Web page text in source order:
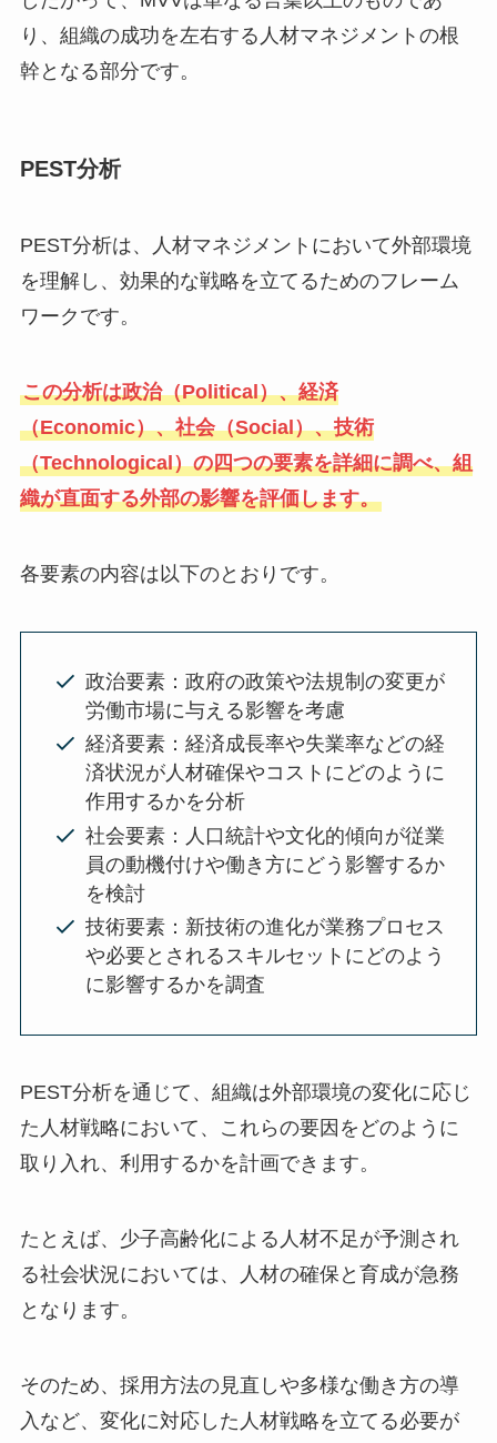
り、組織の成功を左右する人材マネジメントの根
幹となる部分です。
PEST分析
PEST分析は、人材マネジメントにおいて外部環境
を理解し、効果的な戦略を立てるためのフレーム
ワークです。
この分析は政治（Political）、経済
（Economic）、社会（Social）、技術
（Technological）の四つの要素を詳細に調べ、組
織が直面する外部の影響を評価します。
各要素の内容は以下のとおりです。
政治要素：政府の政策や法規制の変更が
労働市場に与える影響を考慮
経済要素：経済成長率や失業率などの経
済状況が人材確保やコストにどのように
作用するかを分析
社会要素：人口統計や文化的傾向が従業
員の動機付けや働き方にどう影響するか
を検討
技術要素：新技術の進化が業務プロセス
や必要とされるスキルセットにどのよう
に影響するかを調査
PEST分析を通じて、組織は外部環境の変化に応じ
た人材戦略において、これらの要因をどのように
取り入れ、利用するかを計画できます。
たとえば、少子高齢化による人材不足が予測され
る社会状況においては、人材の確保と育成が急務
となります。
そのため、採用方法の見直しや多様な働き方の導
入など、変化に対応した人材戦略を立てる必要が